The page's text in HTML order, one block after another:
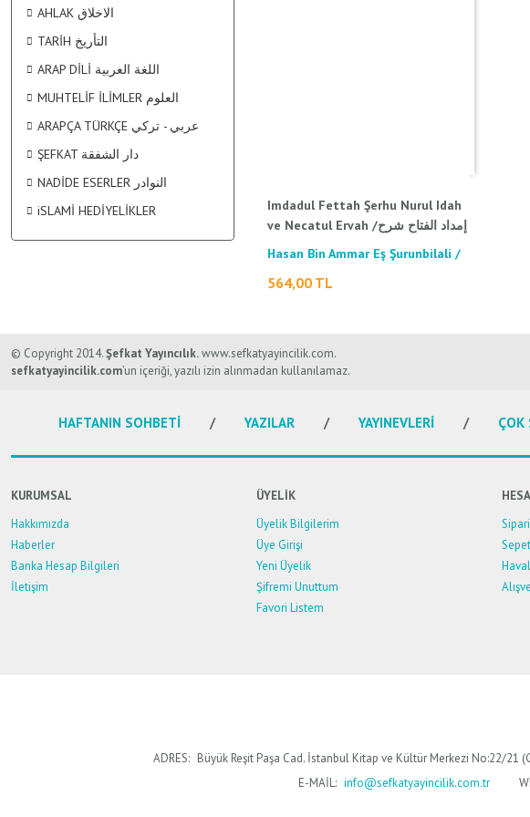
TÜRKÇE TEFSİR KİTAPLARI
ŞAFİİ FIKHI الفقه الشافقيŞİİR / الشعر
SÖZLÜK / المعجم
MANTIK - MÜNAZARA / المنطق - المناظرة
PSİKOLOJİ / علم النفس
SİYASET / السياسة
AHLAK الاخلاق
TARİH التأريخ
ARAP DİLİ اللغة العربية
MUHTELİF İLİMLER العلوم
ARAPÇA TÜRKÇE عربي - تركي
ŞEFKAT دار الشفقة
NADİDE ESERLER النوادر
iSLAMİ HEDİYELİKLER
Imdadul Fettah Şerhu Nurul Idah
ve Necatul Ervah /إمداد الفتاح شرح
نور الإيضاح ونجاة الأرواح
Hasan Bin Ammar Eş Şurunbilali /
حسن بن عمار الشرنبلالي
564,00 TL
© Copyright 2014.Şefkat Yayıncılık.www.sefkatyayincilik.com.
sefkatyayincilik.com’un içeriği, yazılı izin alınmadan kullanılamaz.
HAFTANIN SOHBETİ YAZILAR YAYINEVLERİ ÇOK
KURUMSAL
Hakkımızda
Haberler
Banka Hesap Bilgileri
İletişim
ÜYELİK
Üyelik Bilgilerim
Üye Girişi
Yeni Üyelik
Şifremi Unuttum
Favori Listem
ADRES: Büyük Reşit Paşa Cad. İstanbul Kitap ve Kültür Merkezi No:22/21
E-MAİL: info@sefkatyayincilik.com.tr